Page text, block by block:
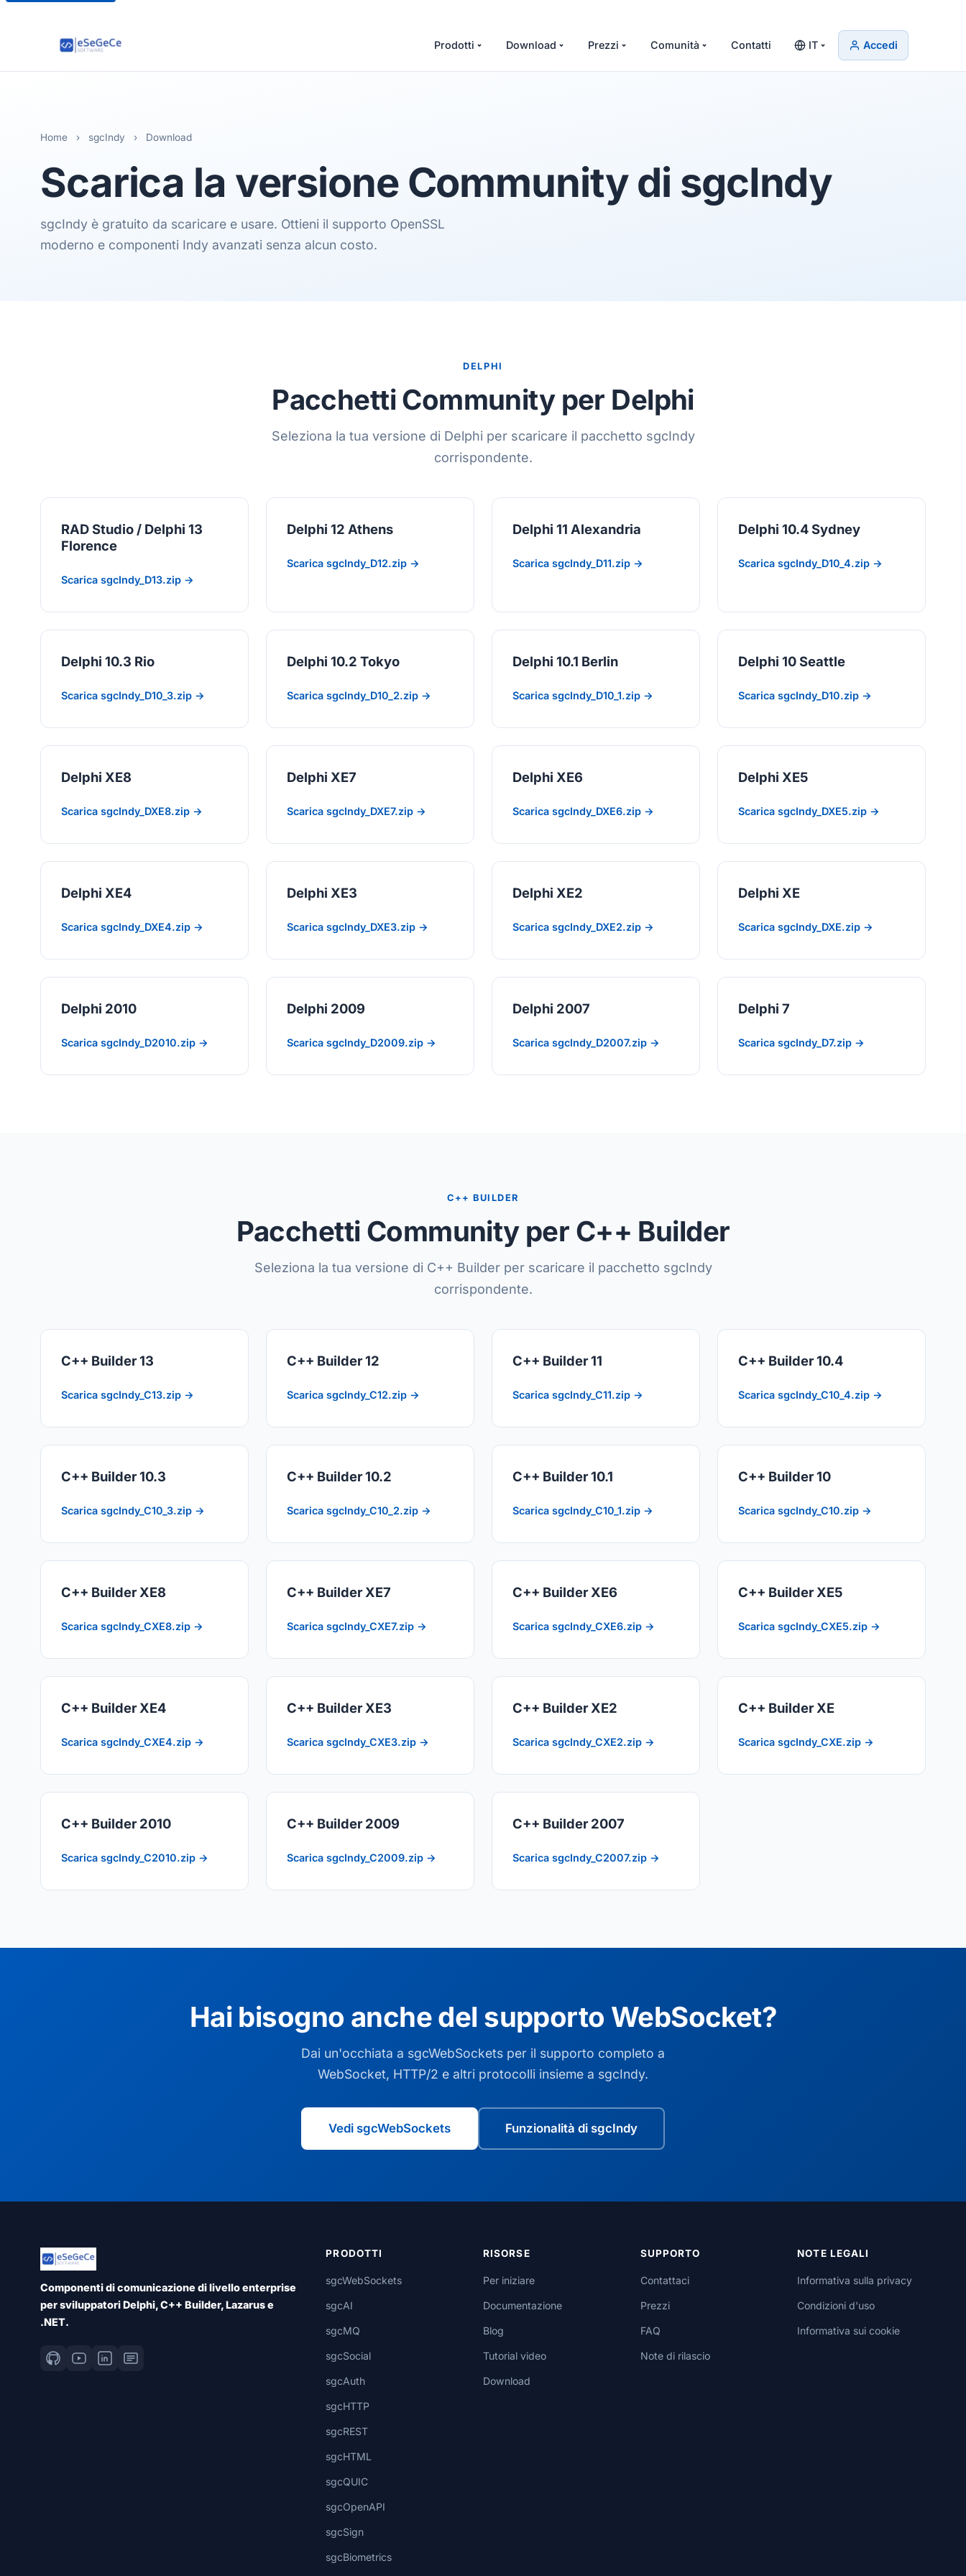
Prodotti Download Prezzi Comunità Contatti IT Accedi
Home › sgcIndy › Download
Scarica la versione Community di sgcIndy
sgcIndy è gratuito da scaricare e usare. Ottieni il supporto OpenSSL
moderno e componenti Indy avanzati senza alcun costo.
DELPHI
Pacchetti Community per Delphi
Seleziona la tua versione di Delphi per scaricare il pacchetto sgcIndy
corrispondente.
RAD Studio / Delphi 13
Florence
Scarica sgcIndy_D13.zip →
Delphi 12 Athens
Scarica sgcIndy_D12.zip →
Delphi 11 Alexandria
Scarica sgcIndy_D11.zip →
Delphi 10.4 Sydney
Scarica sgcIndy_D10_4.zip →
Delphi 10.3 Rio
Scarica sgcIndy_D10_3.zip →
Delphi 10.2 Tokyo
Scarica sgcIndy_D10_2.zip →
Delphi 10.1 Berlin
Scarica sgcIndy_D10_1.zip →
Delphi 10 Seattle
Scarica sgcIndy_D10.zip →
Delphi XE8
Scarica sgcIndy_DXE8.zip →
Delphi XE7
Scarica sgcIndy_DXE7.zip →
Delphi XE6
Scarica sgcIndy_DXE6.zip →
Delphi XE5
Scarica sgcIndy_DXE5.zip →
Delphi XE4
Scarica sgcIndy_DXE4.zip →
Delphi XE3
Scarica sgcIndy_DXE3.zip →
Delphi XE2
Scarica sgcIndy_DXE2.zip →
Delphi XE
Scarica sgcIndy_DXE.zip →
Delphi 2010
Scarica sgcIndy_D2010.zip →
Delphi 2009
Scarica sgcIndy_D2009.zip →
Delphi 2007
Scarica sgcIndy_D2007.zip →
Delphi 7
Scarica sgcIndy_D7.zip →
C++ BUILDER
Pacchetti Community per C++ Builder
Seleziona la tua versione di C++ Builder per scaricare il pacchetto sgcIndy
corrispondente.
C++ Builder 13
Scarica sgcIndy_C13.zip →
C++ Builder 12
Scarica sgcIndy_C12.zip →
C++ Builder 11
Scarica sgcIndy_C11.zip →
C++ Builder 10.4
Scarica sgcIndy_C10_4.zip →
C++ Builder 10.3
Scarica sgcIndy_C10_3.zip →
C++ Builder 10.2
Scarica sgcIndy_C10_2.zip →
C++ Builder 10.1
Scarica sgcIndy_C10_1.zip →
C++ Builder 10
Scarica sgcIndy_C10.zip →
C++ Builder XE8
Scarica sgcIndy_CXE8.zip →
C++ Builder XE7
Scarica sgcIndy_CXE7.zip →
C++ Builder XE6
Scarica sgcIndy_CXE6.zip →
C++ Builder XE5
Scarica sgcIndy_CXE5.zip →
C++ Builder XE4
Scarica sgcIndy_CXE4.zip →
C++ Builder XE3
Scarica sgcIndy_CXE3.zip →
C++ Builder XE2
Scarica sgcIndy_CXE2.zip →
C++ Builder XE
Scarica sgcIndy_CXE.zip →
C++ Builder 2010
Scarica sgcIndy_C2010.zip →
C++ Builder 2009
Scarica sgcIndy_C2009.zip →
C++ Builder 2007
Scarica sgcIndy_C2007.zip →
Hai bisogno anche del supporto WebSocket?
Dai un'occhiata a sgcWebSockets per il supporto completo a
WebSocket, HTTP/2 e altri protocolli insieme a sgcIndy.
Vedi sgcWebSockets Funzionalità di sgcIndy
Componenti di comunicazione di livello enterprise
per sviluppatori Delphi, C++ Builder, Lazarus e
.NET.
PRODOTTI
sgcWebSockets
sgcAI
sgcMQ
sgcSocial
sgcAuth
sgcHTTP
sgcREST
sgcHTML
sgcQUIC
sgcOpenAPI
sgcSign
sgcBiometrics
RISORSE
Per iniziare
Documentazione
Blog
Tutorial video
Download
SUPPORTO
Contattaci
Prezzi
FAQ
Note di rilascio
NOTE LEGALI
Informativa sulla privacy
Condizioni d'uso
Informativa sui cookie